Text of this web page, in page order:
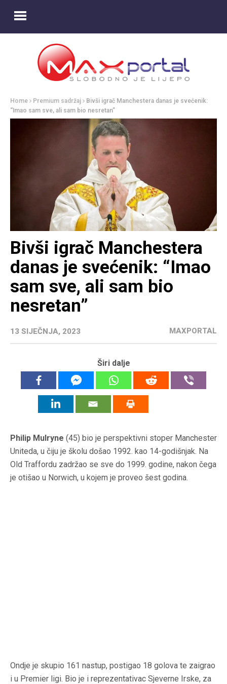
Home Premium sadržaj
Bivši igrač Manchestera danas je svećenik:
“Imao sam sve, ali sam bio nesretan”
Bivši igrač Manchestera
danas je svećenik: “Imao
sam sve, ali sam bio
nesretan”
13 SIJEČNJA, 2023 MAXPORTAL
Širi dalje
Philip Mulryne (45) bio je perspektivni stoper Manchester
Uniteda, u čiju je školu došao 1992. kao 14-godišnjak. Na
Old Traffordu zadržao se sve do 1999. godine, nakon čega
je otišao u Norwich, u kojem je proveo šest godina.
Ondje je skupio 161 nastup, postigao 18 golova te zaigrao
i u Premier ligi. Bio je i reprezentativac Sjeverne Irske, za